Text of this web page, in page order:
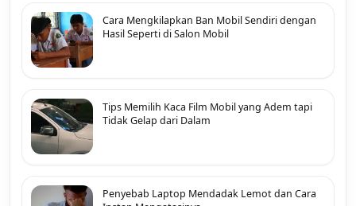
Cara Mengkilapkan Ban Mobil Sendiri dengan
Hasil Seperti di Salon Mobil
Tips Memilih Kaca Film Mobil yang Adem tapi
Tidak Gelap dari Dalam
Penyebab Laptop Mendadak Lemot dan Cara